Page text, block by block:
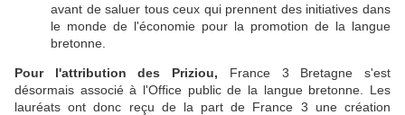
avant de saluer tous ceux qui prennent des initiatives dans
le monde de l'économie pour la promotion de la langue
bretonne.
Pour l'attribution des Priziou, France 3 Bretagne s'est
désormais associé à l'Office public de la langue bretonne. Les
lauréats ont donc reçu de la part de France 3 une création